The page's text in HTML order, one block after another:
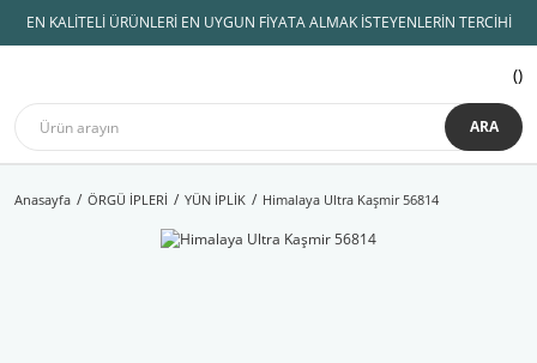
EN KALİTELİ ÜRÜNLERİ EN UYGUN FİYATA ALMAK İSTEYENLERİN TERCİHİ
ARA
Anasayfa ÖRGÜ İPLERİ YÜN İPLİK Himalaya Ultra Kaşmir 56814